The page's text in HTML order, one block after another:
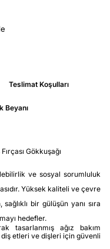
Teslimat Koşulları
Beyanı
Gökkuşağı
ve sosyal sorumluluk
Yüksek kaliteli ve çevre
bir gülüşün yanı sıra
hedefler.
tasarlanmış ağız bakım
etleri ve dişleri için güvenli